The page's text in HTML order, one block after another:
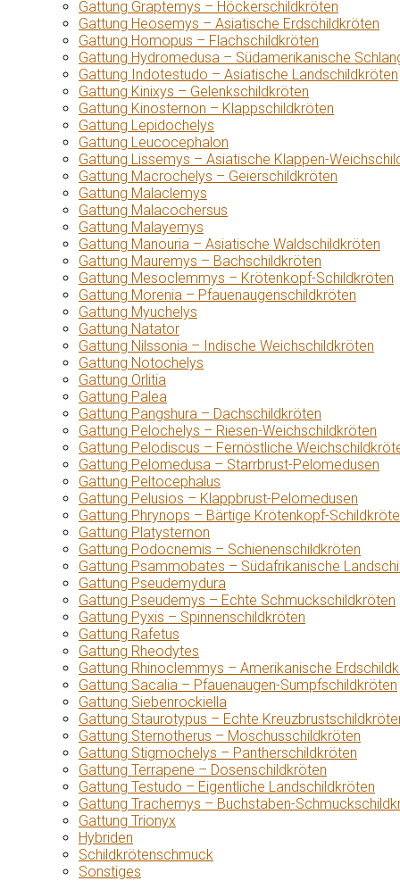
Gattung Graptemys – Höckerschildkröten
Gattung Heosemys – Asiatische Erdschildkröten
Gattung Homopus – Flachschildkröten
Gattung Hydromedusa – Südamerikanische
Gattung Indotestudo – Asiatische Landschildkröten
Gattung Kinixys – Gelenkschildkröten
Gattung Kinosternon – Klappschildkröten
Gattung Lepidochelys
Gattung Leucocephalon
Gattung Lissemys – Asiatische Klappen-
Gattung Macrochelys – Geierschildkröten
Gattung Malaclemys
Gattung Malacochersus
Gattung Malayemys
Gattung Manouria – Asiatische Waldschildkröten
Gattung Mauremys – Bachschildkröten
Gattung Mesoclemmys – Krötenkopf-Schildkröten
Gattung Morenia – Pfauenaugenschildkröten
Gattung Myuchelys
Gattung Natator
Gattung Nilssonia – Indische Weichschildkröten
Gattung Notochelys
Gattung Orlitia
Gattung Palea
Gattung Pangshura – Dachschildkröten
Gattung Pelochelys – Riesen-Weichschildkröten
Gattung Pelodiscus – Fernöstliche
Gattung Pelomedusa – Starrbrust-Pelomedusen
Gattung Peltocephalus
Gattung Pelusios – Klappbrust-Pelomedusen
Gattung Phrynops – Bärtige Krötenkopf-
Gattung Platysternon
Gattung Podocnemis – Schienenschildkröten
Gattung Psammobates – Südafrikanische
Gattung Pseudemydura
Gattung Pseudemys – Echte Schmuckschildkröten
Gattung Pyxis – Spinnenschildkröten
Gattung Rafetus
Gattung Rheodytes
Gattung Rhinoclemmys – Amerikanische
Gattung Sacalia – Pfauenaugen-Sumpfschildkröten
Gattung Siebenrockiella
Gattung Staurotypus – Echte
Gattung Sternotherus – Moschusschildkröten
Gattung Stigmochelys – Pantherschildkröten
Gattung Terrapene – Dosenschildkröten
Gattung Testudo – Eigentliche Landschildkröten
Gattung Trachemys – Buchstaben-
Gattung Trionyx
Hybriden
Schildkrötenschmuck
Sonstiges